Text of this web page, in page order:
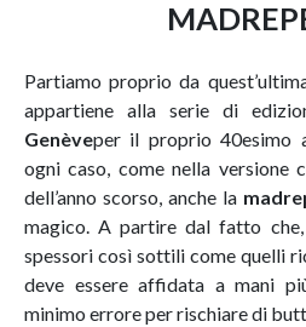
Partiamo proprio da
appartiene alla serie di
Genèveper il proprio 40esimo
ogni caso, come nella versione
dell’anno scorso, anche la
magico. A partire dal fatto
spessori così sottili come quelli
deve essere affidata a mani
minimo errore per rischiare di